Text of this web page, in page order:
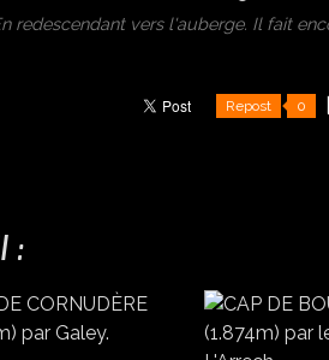
redescendant vers l'auberge. Il fait
Repost 0
: